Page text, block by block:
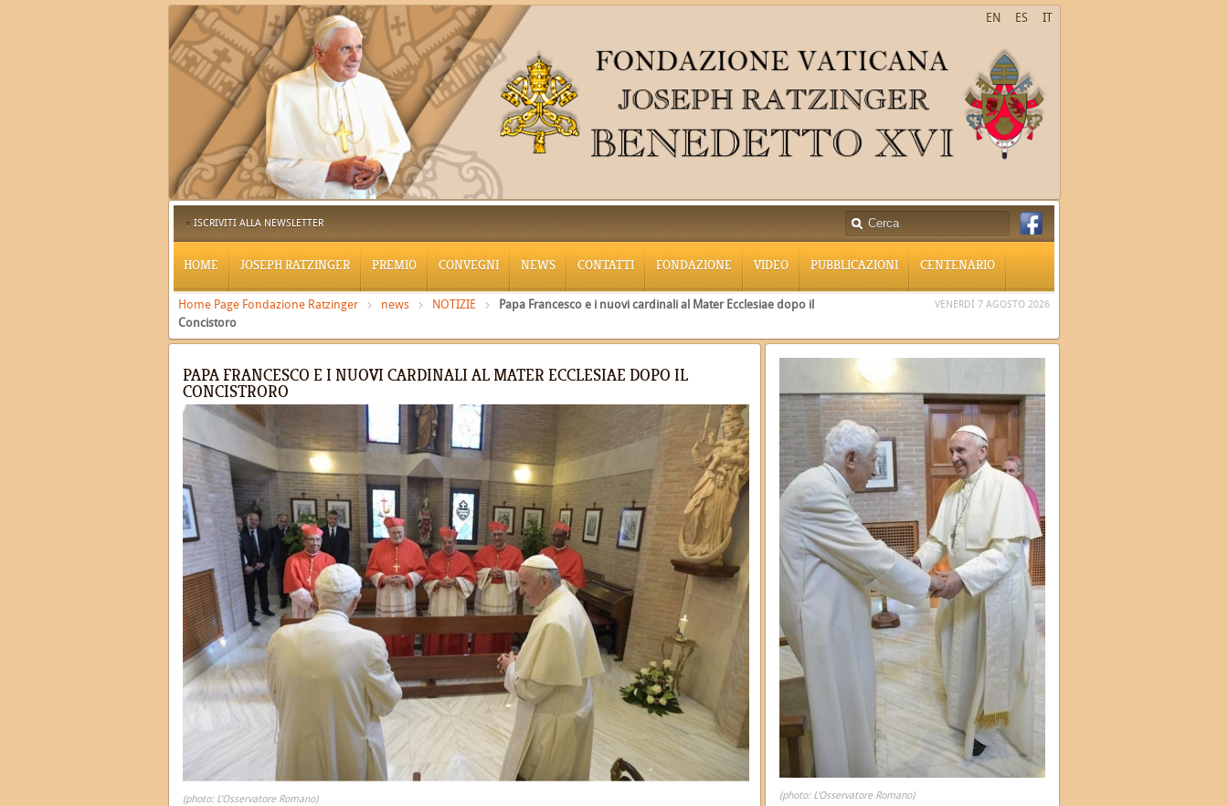
IT
ES
EN
ISCRIVITI ALLA NEWSLETTER
HOME JOSEPH RATZINGER PREMIO CONVEGNI NEWS CONTATTI FONDAZIONE VIDEO PUBBLICAZIONI CENTENARIO
Home Page Fondazione Ratzinger news NOTIZIE
Papa Francesco e i nuovi cardinali al Mater Ecclesiae dopo il
Concistoro
VENERDÌ 7 AGOSTO 2026
PAPA FRANCESCO E I NUOVI CARDINALI AL MATER ECCLESIAE DOPO IL
CONCISTRORO
(photo: L'Osservatore Romano) (photo: L'Osservatore Romano)